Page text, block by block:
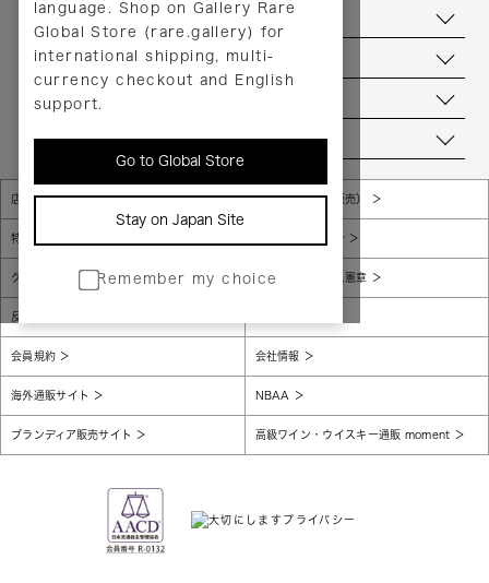
language. Shop on Gallery Rare
Global Store (rare.gallery) for
international shipping, multi-
currency checkout and English
support.
Go to Global Store
Stay on Japan Site
Remember my choice
ヘルプ
お問い合わせ
当店について
店舗一覧 販売規約（店頭販売）
特定商取引法に基づく表示 個人情報保護方針
グローバルプライバシーポリシー コンプライアンス憲章
反社会的勢力に対する基本方針
会員規約 会社情報
海外通販サイト NBAA
ブランディア販売サイト 高級ワイン・ウイスキー通販 moment